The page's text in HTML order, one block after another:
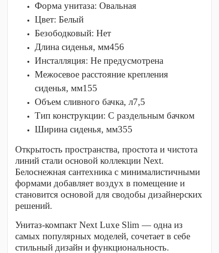
Форма унитаза: Овальная
Цвет: Белый
Безободковый: Нет
Длина сиденья, мм456
Инсталляция: Не предусмотрена
Межосевое расстояние крепления
сиденья, мм155
Объем сливного бачка, л7,5
Тип конструкции: С раздельным бачком
Ширина сиденья, мм355
Открытость пространства, простота и чистота
линий стали основой коллекции Next.
Белоснежная сантехника с минималистичными
формами добавляет воздух в помещение и
становится основой для сводобы дизайнерских
решений.
Унитаз-компакт Next Luxe Slim — одна из
самых популярных моделей, сочетает в себе
стильный дизайн и функциональность.